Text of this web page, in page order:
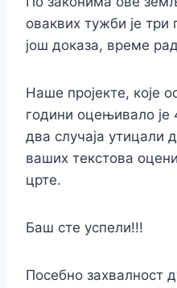
оваквих тужби је три
још доказа, време
Наше пројекте, које
години оцењивало је
два случаја утицали
ваших текстова
црте.
Баш сте успели!!!
Посебно захвалност